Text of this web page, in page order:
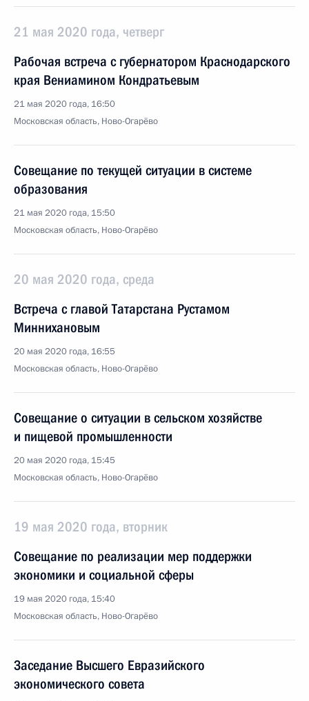
21 мая 2020 года, четверг
Рабочая встреча с губернатором Краснодарского
края Вениамином Кондратьевым
21 мая 2020 года, 16:50
Московская область, Ново-Огарёво
Совещание по текущей ситуации в системе
образования
21 мая 2020 года, 15:50
Московская область, Ново-Огарёво
20 мая 2020 года, среда
Встреча с главой Татарстана Рустамом
Миннихановым
20 мая 2020 года, 16:55
Московская область, Ново-Огарёво
Совещание о ситуации в сельском хозяйстве
и пищевой промышленности
20 мая 2020 года, 15:45
Московская область, Ново-Огарёво
19 мая 2020 года, вторник
Совещание по реализации мер поддержки
экономики и социальной сферы
19 мая 2020 года, 15:40
Московская область, Ново-Огарёво
Заседание Высшего Евразийского
экономического совета